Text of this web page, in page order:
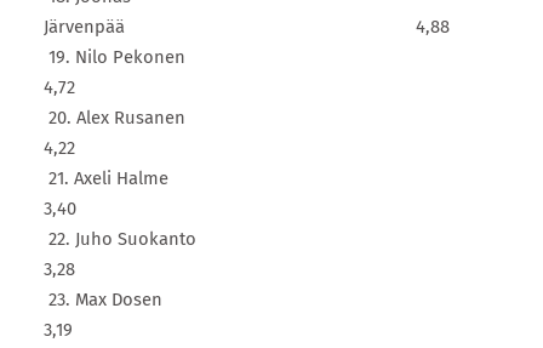
Järvenpää 4,88
19. Nilo Pekonen
4,72
20. Alex Rusanen
4,22
21. Axeli Halme
3,40
22. Juho Suokanto
3,28
23. Max Dosen
3,19